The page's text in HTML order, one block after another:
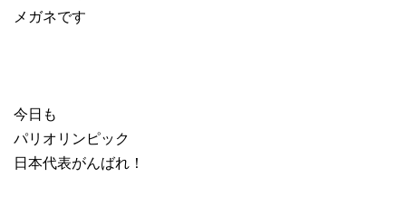
メガネです
今日も
パリオリンピック
日本代表がんばれ！